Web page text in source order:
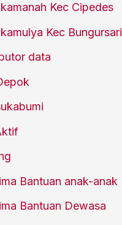
Kec Cipedes
Kec Bungursari
data
Bantuan anak-anak
Bantuan Dewasa